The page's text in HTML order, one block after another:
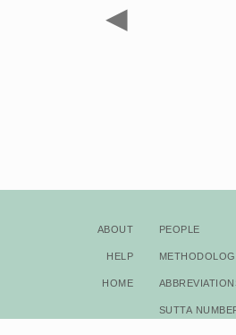
◀
About
Help
Home
People
Sutta